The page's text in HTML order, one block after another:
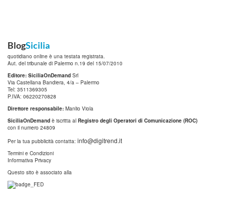
BlogSicilia
quotidiano online è una testata registrata.
Aut. del tribunale di Palermo n.19 del 15/07/2010
Editore: SiciliaOnDemand Srl
Via Castellana Bandiera, 4/a – Palermo
Tel: 3511369305
P.IVA: 06220270828
Direttore responsabile: Manlio Viola
SiciliaOnDemand è iscritta al Registro degli Operatori di Comunicazione (ROC)
con il numero 24809
Per la tua pubblicità contatta: info@digitrend.it
Termini e Condizioni
Informativa Privacy
Questo sito è associato alla